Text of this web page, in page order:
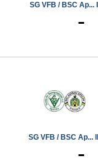
SG VFB / BSC Ap...
-
SG VFB / BSC Ap...
-